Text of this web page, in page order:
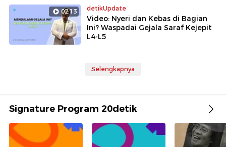
02:13 detikUpdate
Video: Nyeri dan Kebas di Bagian
Ini? Waspadai Gejala Saraf Kejepit
L4-L5
Selengkapnya
Signature Program 20detik